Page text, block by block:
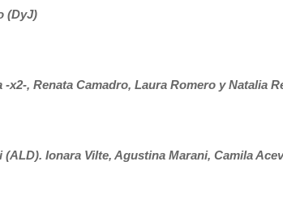
(DyJ)
, Renata Camadro, Laura Romero y Natalia
Ionara Vilte, Agustina Marani, Camila